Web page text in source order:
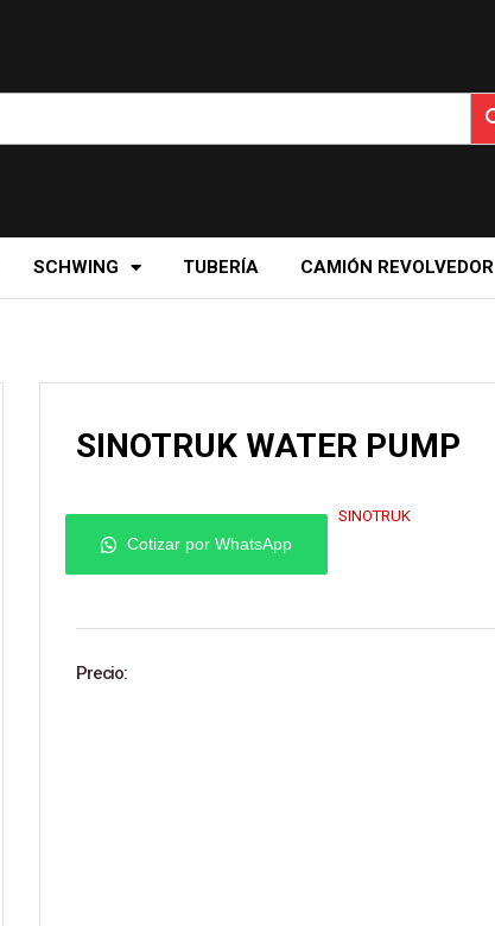
SCHWING TUBERÍA CAMIÓN REVOLVEDOR
SINOTRUK WATER PUMP
Cotizar por WhatsApp
SINOTRUK
Precio: